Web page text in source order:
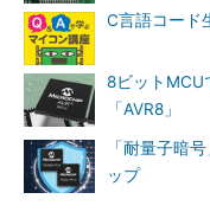
C言語コード
8ビット
「AVR8」
「耐量子暗
ップ